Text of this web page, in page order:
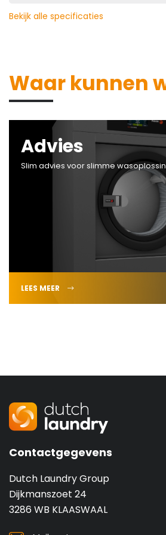
Bekijk alle specificaties
Waar kunnen
Advies
Slim advies voor slimme
LEES MEER
Contactgegevens
Dutch Laundry Group
Dijkmanszoet 24
3286 WB KLAASWAAL